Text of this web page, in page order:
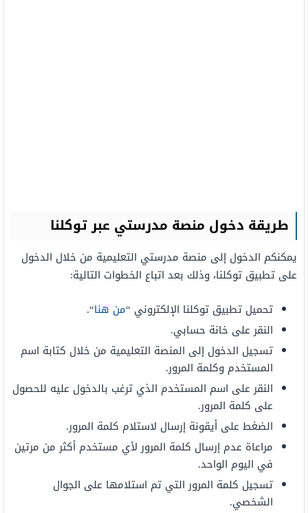
طريقة دخول منصة مدرستي عبر توكلنا
يمكنكم الدخول إلى منصة مدرستي التعليمية من خلال الدخول
على تطبيق توكلنا، وذلك بعد اتباع الخطوات التالية:
تحميل تطبيق توكلنا الإلكتروني “من هنا“.
النقر على خانة حسابي.
تسجيل الدخول إلى المنصة التعليمية من خلال كتابة اسم
المستخدم وكلمة المرور.
النقر على اسم المستخدم الذي ترغب بالدخول عليه للحصول
على كلمة المرور.
الضغط على أيقونة إرسال لاستلام كلمة المرور.
مراعاة عدم إرسال كلمة المرور لأي مستخدم أكثر من مرتين
في اليوم الواحد.
تسجيل كلمة المرور التي تم استلامها على الجوال
الشخصي.